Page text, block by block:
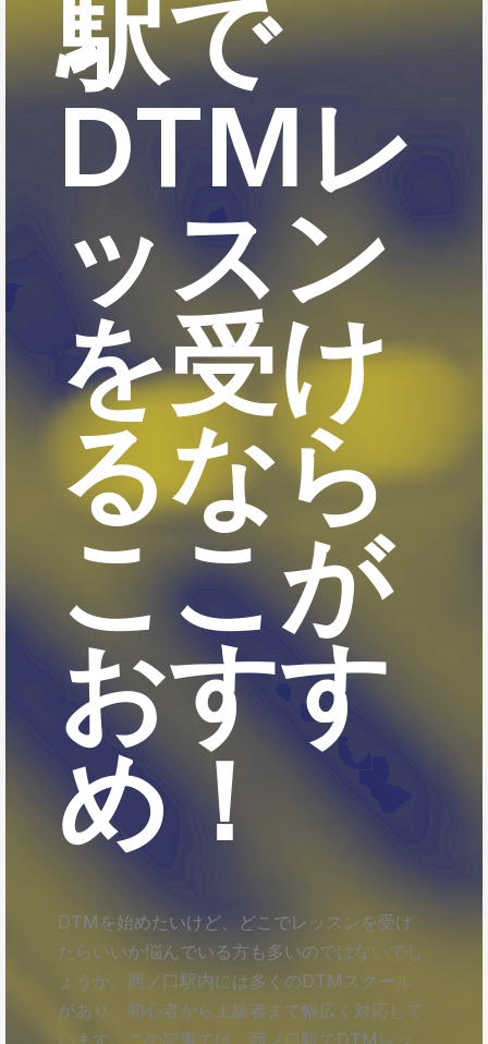
駅で
DTMレ
ッスン
を受け
るなら
ここが
おすす
め！
DTMを始めたいけど、どこでレッスンを受け
たらいいか悩んでいる方も多いのではないでし
ょうか。西ノ口駅内には多くのDTMスクール
があり、初心者から上級者まで幅広く対応して
います。この記事では、西ノ口駅でDTMレッ